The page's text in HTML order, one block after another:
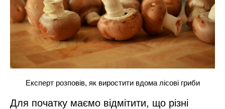
Експерт розповів, як виростити вдома лісові гриби
Для початку маємо відмітити, що різні